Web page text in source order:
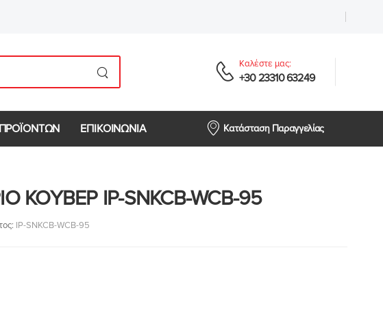
Καλέστε μας:
+30 23310 63249
ΕΠΙΚΟΙΝΩΝΙΑ Κατάσταση Παραγγελίας
ΚΟΥΒΕΡ IP-SNKCB-WCB-95
IP-SNKCB-WCB-95